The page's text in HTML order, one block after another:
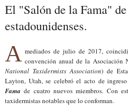
El "Salón de la Fama"
estadounidenses.
A mediados de julio de 2017,
convención anual de la Asociación
National Taxidermists Association) de
Layton, Utah, se celebró el acto de
Fama de cuatro nuevos miembros. Con
taxidermistas notables que lo conforman.